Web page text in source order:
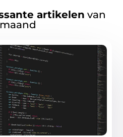
artikelen van